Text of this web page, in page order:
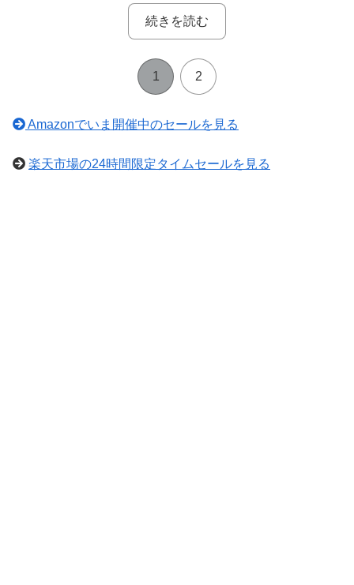
続きを読む
1 2
Amazonでいま開催中のセールを見る
楽天市場の24時間限定タイムセールを見る